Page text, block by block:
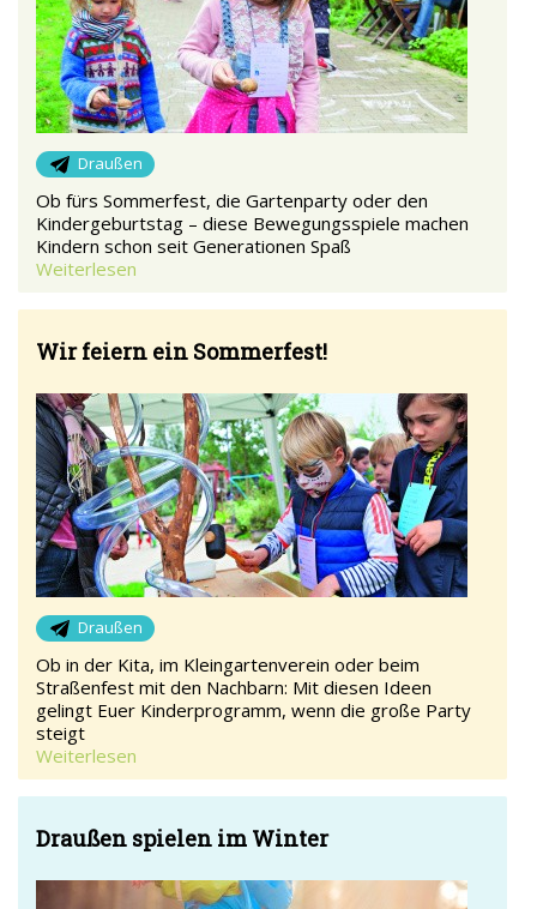
Draußen
Ob fürs Sommerfest, die Gartenparty oder den
Kindergeburtstag – diese Bewegungsspiele machen
Kindern schon seit Generationen Spaß
Weiterlesen
Wir feiern ein Sommerfest!
Draußen
Ob in der Kita, im Kleingartenverein oder beim
Straßenfest mit den Nachbarn: Mit diesen Ideen
gelingt Euer Kinderprogramm, wenn die große Party
steigt
Weiterlesen
Draußen spielen im Winter